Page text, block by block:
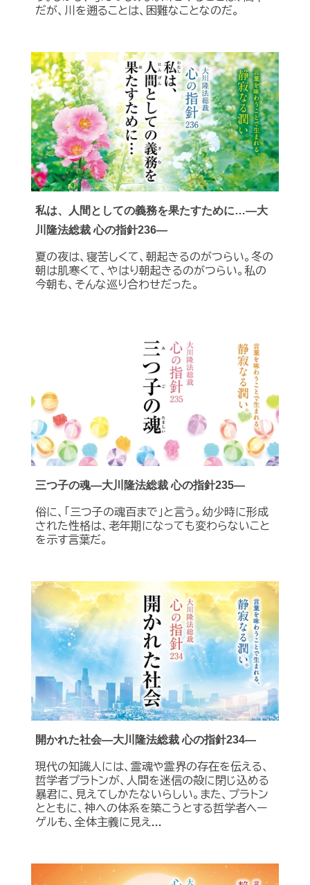
だが、川を遡ることは、困難なことなのだ。
私は、人間としての義務を果たすために…―大
川隆法総裁 心の指針236―
夏の夜は、寝苦しくて、朝起きるのがつらい。冬の
朝は肌寒くて、やはり朝起きるのがつらい。私の
今朝も、そんな巡り合わせだった。
三つ子の魂―大川隆法総裁 心の指針235―
俗に、「三つ子の魂百まで」と言う。幼少時に形成
された性格は、老年期になっても変わらないこと
を示す言葉だ。
開かれた社会―大川隆法総裁 心の指針234―
現代の知識人には、霊魂や霊界の存在を伝える、
哲学者プラトンが、人間を迷信の殻に閉じ込める
暴君に、見えてしかたないらしい。また、プラトン
とともに、神への体系を築こうとする哲学者ヘー
ゲルも、全体主義に見え...